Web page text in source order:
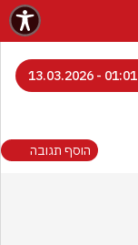
01:01 - 13.03.2026
הוסף תגובה